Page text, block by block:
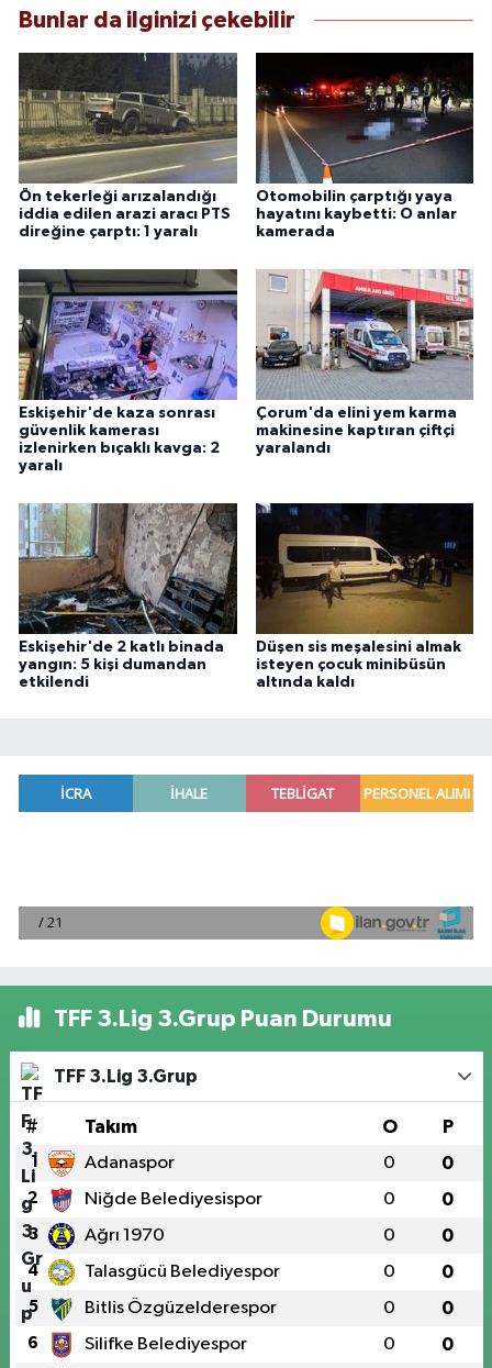
Bunlar da ilginizi çekebilir
Ön tekerleği arızalandığı
iddia edilen arazi aracı PTS
direğine çarptı: 1 yaralı
Otomobilin çarptığı yaya
hayatını kaybetti: O anlar
kamerada
Eskişehir'de kaza sonrası
güvenlik kamerası
izlenirken bıçaklı kavga: 2
yaralı
Çorum'da elini yem karma
makinesine kaptıran çiftçi
yaralandı
Eskişehir'de 2 katlı binada
yangın: 5 kişi dumandan
etkilendi
Düşen sis meşalesini almak
isteyen çocuk minibüsün
altında kaldı
TFF 3.Lig 3.Grup Puan Durumu
TFF 3.Lig 3.Grup
# Takım O P
1 Adanaspor 0 0
2 Niğde Belediyesispor 0 0
3 Ağrı 1970 0 0
4 Talasgücü Belediyespor 0 0
5 Bitlis Özgüzelderespor 0 0
6 Silifke Belediyespor 0 0